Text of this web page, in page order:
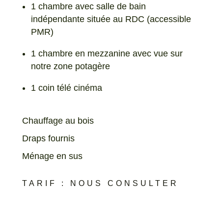
1 chambre avec salle de bain
indépendante située au RDC (accessible
PMR)
1 chambre en mezzanine avec vue sur
notre zone potagère
1 coin télé cinéma
Chauffage au bois
Draps fournis
Ménage en sus
TARIF : NOUS CONSULTER